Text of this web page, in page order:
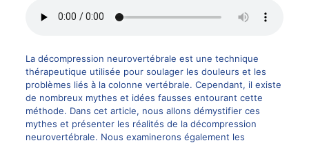
La décompression neurovertébrale est une technique
thérapeutique utilisée pour soulager les douleurs et les
problèmes liés à la colonne vertébrale. Cependant, il existe
de nombreux mythes et idées fausses entourant cette
méthode. Dans cet article, nous allons démystifier ces
mythes et présenter les réalités de la décompression
neurovertébrale. Nous examinerons également les